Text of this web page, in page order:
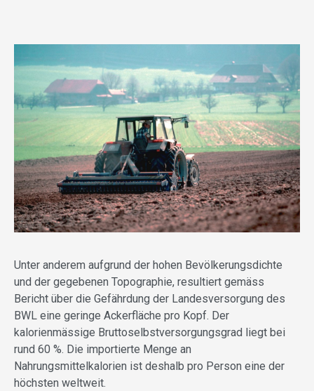
Unter anderem aufgrund der hohen Bevölkerungsdichte
und der gegebenen Topographie, resultiert gemäss
Bericht über die Gefährdung der Landesversorgung des
BWL eine geringe Ackerfläche pro Kopf. Der
kalorienmässige Bruttoselbstversorgungsgrad liegt bei
rund 60 %. Die importierte Menge an
Nahrungsmittelkalorien ist deshalb pro Person eine der
höchsten weltweit.